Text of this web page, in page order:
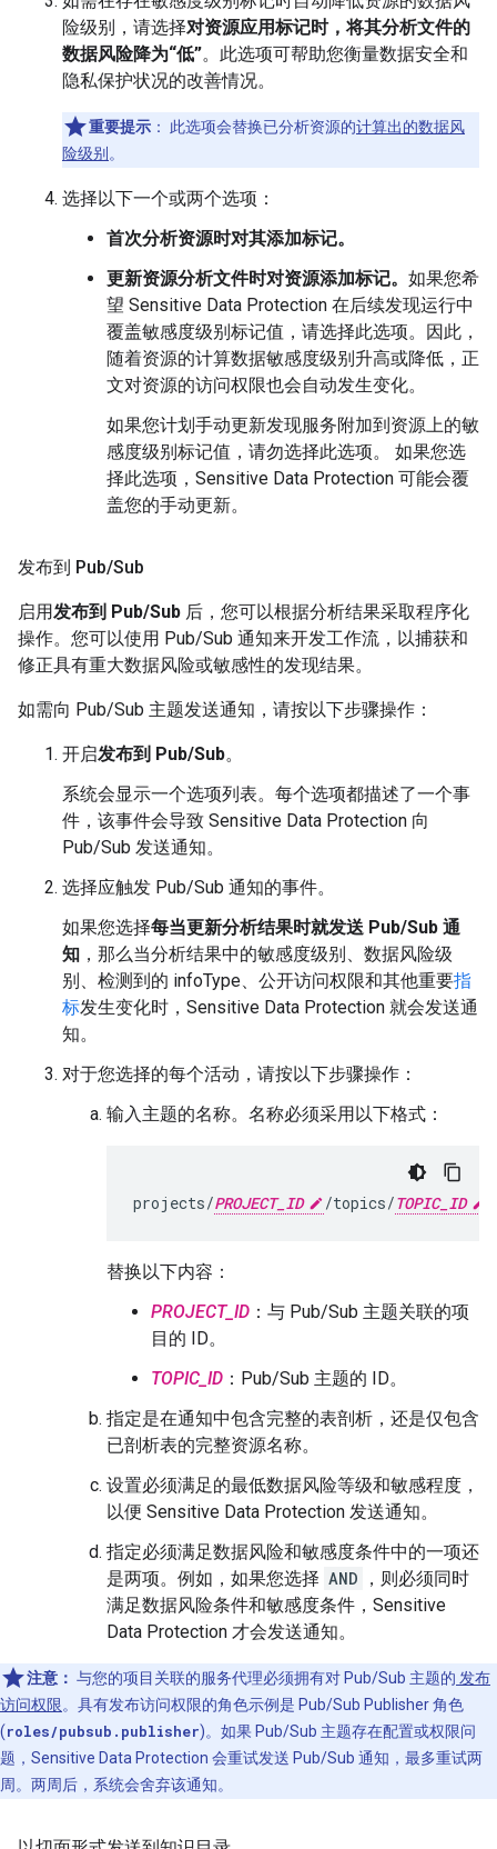
险级别，请选择对资源应用标记时，将其分析文件的
数据风险降为“低”。此选项可帮助您衡量数据安全和
隐私保护状况的改善情况。
重要提示 ： 此选项会替换已分析资源的计算出的数据风
险级别 。
选择以下一个或两个选项：
首次分析资源时对其添加标记。
更新资源分析文件时对资源添加标记。 如果您希
望 Sensitive Data Protection 在后续发现运行中
覆盖敏感度级别标记值，请选择此选项。因此，
随着资源的计算数据敏感度级别升高或降低，正
文对资源的访问权限也会自动发生变化。
如果您计划手动更新发现服务附加到资源上的敏
感度级别标记值，请勿选择此选项。 如果您选
择此选项，Sensitive Data Protection 可能会覆
盖您的手动更新。
发布到 Pub/Sub
启用发布到 Pub/Sub 后，您可以根据分析结果采取程序化
操作。您可以使用 Pub/Sub 通知来开发工作流，以捕获和
修正具有重大数据风险或敏感性的发现结果。
如需向 Pub/Sub 主题发送通知，请按以下步骤操作：
开启发布到 Pub/Sub。
系统会显示一个选项列表。每个选项都描述了一个事
件，该事件会导致 Sensitive Data Protection 向
Pub/Sub 发送通知。
选择应触发 Pub/Sub 通知的事件。
如果您选择每当更新分析结果时就发送 Pub/Sub 通
知 ，那么当分析结果中的敏感度级别、数据风险级
别、检测到的 infoType、公开访问权限和其他重要指
标发生变化时，Sensitive Data Protection 就会发送通
知。
对于您选择的每个活动，请按以下步骤操作：
输入主题的名称。名称必须采用以下格式：
projects/PROJECT_ID /topics/TOPIC_ID
替换以下内容：
PROJECT_ID ：与 Pub/Sub 主题关联的项
目的 ID。
TOPIC_ID ：Pub/Sub 主题的 ID。
指定是在通知中包含完整的表剖析，还是仅包含
已剖析表的完整资源名称。
设置必须满足的最低数据风险等级和敏感程度，
以便 Sensitive Data Protection 发送通知。
指定必须满足数据风险和敏感度条件中的一项还
是两项。例如，如果您选择 AND
，则必须同时
满足数据风险条件和敏感度条件，Sensitive
Data Protection 才会发送通知。
注意： 与您的项目关联的服务代理必须拥有对 Pub/Sub 主题的 发布
访问权限。具有发布访问权限的角色示例是 Pub/Sub Publisher 角色
(roles/pubsub.publisher)。如果 Pub/Sub 主题存在配置或权限问
题，Sensitive Data Protection 会重试发送 Pub/Sub 通知，最多重试两
周。两周后，系统会舍弃该通知。